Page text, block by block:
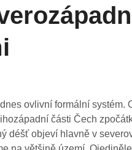
ovlivní formální systém.
části Čech
déšť objeví hlavně v